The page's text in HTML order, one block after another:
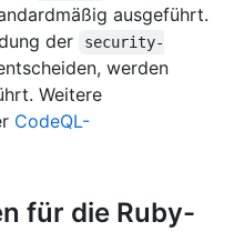
ausgeführt.
der
security-
werden
Weitere
CodeQL-
für die Ruby-